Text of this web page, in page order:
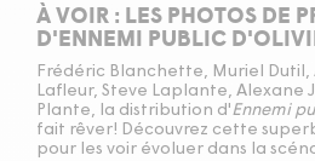
À VOIR : LES PHOTOS DE
D'ENNEMI PUBLIC
Frédéric Blanchette, Muriel Dutil,
Lafleur, Steve Laplante, Alexane
Plante, la distribution d'Ennemi
fait rêver! Découvrez cette
pour les voir évoluer dans la